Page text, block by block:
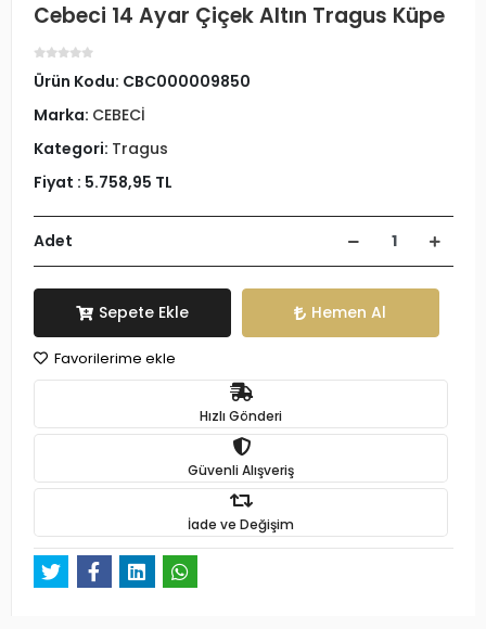
Cebeci 14 Ayar Çiçek Altın Tragus Küpe
Ürün Kodu: CBC000009850
Marka: CEBECİ
Kategori: Tragus
Fiyat : 5.758,95 TL
Adet
Sepete Ekle Hemen Al
Favorilerime ekle
Hızlı Gönderi
Güvenli Alışveriş
İade ve Değişim